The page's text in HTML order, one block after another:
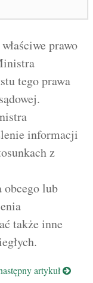
prawo
tego prawa
informacji
z
obcego lub
także inne
artykuł